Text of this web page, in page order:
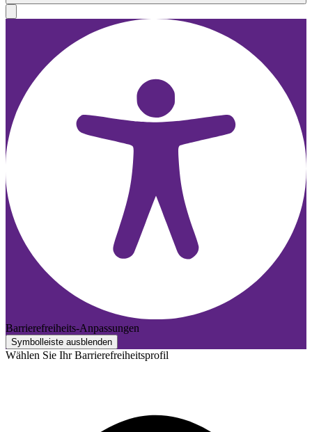
Barrierefreiheits-Anpassungen
Symbolleiste ausblenden
Wählen Sie Ihr Barrierefreiheitsprofil